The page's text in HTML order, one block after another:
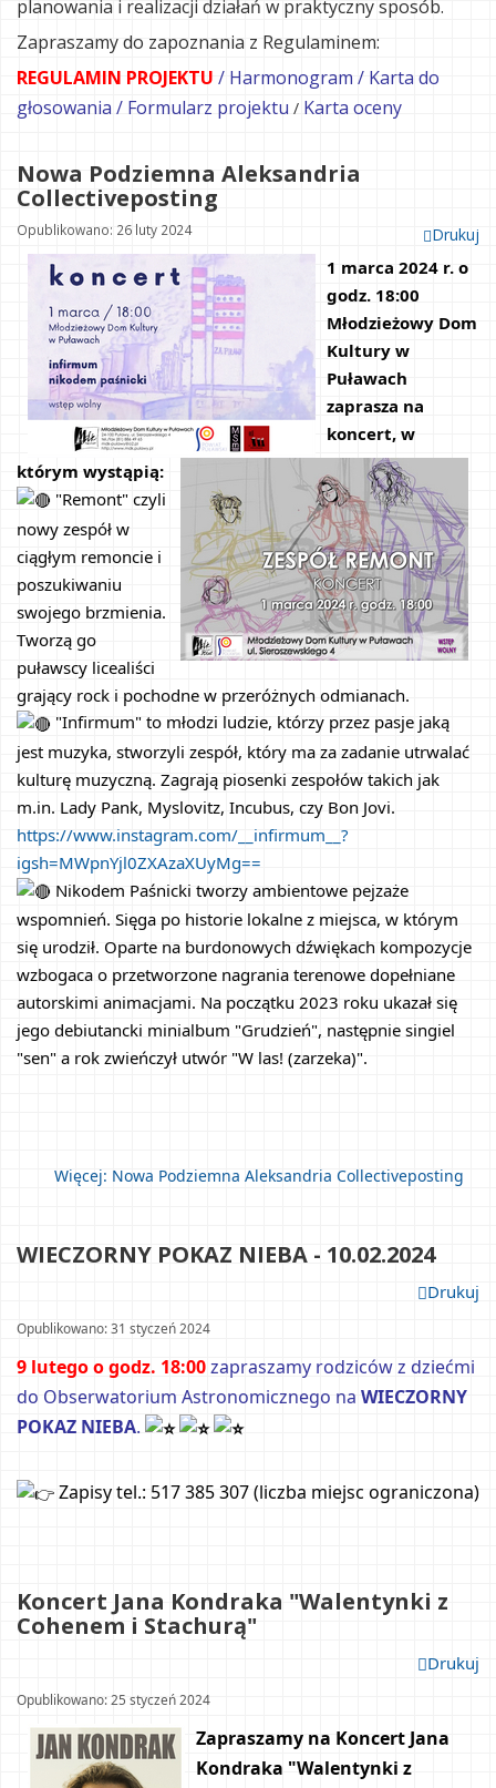
planowania i realizacji działań w praktyczny sposób.
Zapraszamy do zapoznania z Regulaminem:
REGULAMIN PROJEKTU / Harmonogram / Karta do
głosowania/ Formularz projektu / Karta oceny
Nowa Podziemna Aleksandria
Collectiveposting
Drukuj
Opublikowano: 26 luty 2024
1 marca 2024 r. o
godz. 18:00
Młodzieżowy Dom
Kultury w
Puławach
zaprasza na
koncert, w
którym wystąpią:
"Remont" czyli
nowy zespół w
ciągłym remoncie i
poszukiwaniu
swojego brzmienia.
Tworzą go
puławscy licealiści
grający rock i pochodne w przeróżnych odmianach.
"Infirmum" to młodzi ludzie, którzy przez pasje jaką
jest muzyka, stworzyli zespół, który ma za zadanie utrwalać
kulturę muzyczną. Zagrają piosenki zespołów takich jak
m.in. Lady Pank, Myslovitz, Incubus, czy Bon Jovi.
https://www.instagram.com/__infirmum__?
igsh=MWpnYjl0ZXAzaXUyMg==
Nikodem Paśnicki tworzy ambientowe pejzaże
wspomnień. Sięga po historie lokalne z miejsca, w którym
się urodził. Oparte na burdonowych dźwiękach kompozycje
wzbogaca o przetworzone nagrania terenowe dopełniane
autorskimi animacjami. Na początku 2023 roku ukazał się
jego debiutancki minialbum "Grudzień", następnie singiel
"sen" a rok zwieńczył utwór "W las! (zarzeka)".
WIECZORNY POKAZ NIEBA - 10.02.2024
Drukuj
9 lutego o godz. 18:00 zapraszamy rodziców z dziećmi
do Obserwatorium Astronomicznego na WIECZORNY
POKAZ NIEBA.
Zapisy tel.: 517 385 307 (liczba miejsc ograniczona)
Koncert Jana Kondraka "Walentynki z
Drukuj
Zapraszamy na Koncert Jana
Kondraka "Walentynki z